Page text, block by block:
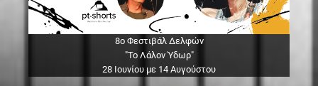
8ο Φεστιβάλ Δελφών
"Το Λάλον Ύδωρ"
28 Ιουνίου με 14 Αυγούστου